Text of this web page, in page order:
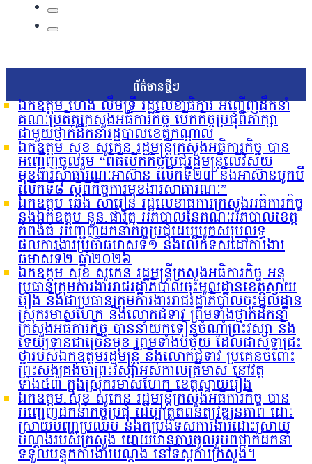
ព័ត៌មានថ្មីៗ
ឯកឧត្តម ហេង លឹមទ្រី រដ្ឋលេខាធិការ អញ្ជើញដឹកនាំ
គណៈប្រតិភូក្រសួងអធិការកិច្ច បើកកិច្ចប្រជុំពិភាក្សា
ជាមួយថ្នាក់ដឹកនាំរដ្ឋបាលខេត្តកណ្តាល
ឯកឧត្តម សុខ សូកេន រដ្ឋមន្រ្តីក្រសួងអធិការកិច្ច បាន
អញ្ជើញចូលរួម “ពិធីបើកកិច្ចប្រជុំរដ្ឋមន្ត្រីលើវិស័យ
មុខងារសាធារណៈអាស៊ាន លើកទី២៣ និងអាស៊ានបូកបី
លើកទី៨ ស្តីពីកិច្ចការមុខងារសាធារណៈ”
ឯកឧត្តម ឆេង សារឿន រដ្ឋលេខាធិការក្រសួងអធិការកិច្ច
និងឯកឧត្តម នួន ផារ័ត្ន អភិបាលនៃគណៈអភិបាលខេត្ត
កំពង់ធំ អញ្ជើញដឹកនាំកិច្ចប្រជុំដើម្បីបូកសរុបលទ្ធ
ផលការងារប្រចាំឆមាសទី១ និងលើកទិសដៅការងារ
ឆមាសទី២ ឆ្នាំ២០២៦
ឯកឧត្តម សុខ សូកេន រដ្ឋមន្រ្តីក្រសួងអធិការកិច្ច អនុ
ប្រធានក្រុមការងាររាជរដ្ឋាភិបាលចុះមូលដ្ឋានខេត្តស្វាយ
រៀង និងជាប្រធានក្រុមការងាររាជរដ្ឋាភិបាលចុះមូលដ្ឋាន
ស្រុករមាសហែក និងលោកជំទាវ ព្រមទាំងថ្នាក់ដឹកនាំ
ក្រសួងអធិការកិច្ច បាននាំយកទៀនចំណាំព្រះវស្សា និង
ទេយ្យទានជាច្រើនមុខ ព្រមទាំងបច្ច័យ ដែលជាសទ្ធាជ្រះ
ថ្លារបស់ឯកឧត្តមរដ្ឋមន្រ្តី និងលោកជំទាវ ប្រគេនចំពោះ
ព្រះសង្ឃគង់ចាំព្រះវស្សាអស់កាលត្រីមាស នៅវត្ត
ទាំង៥៣ ក្នុងស្រុករមាសហែក ខេត្តស្វាយរៀង
ឯកឧត្តម សុខ សូកេន រដ្ឋមន្រ្តីក្រសួងអធិការកិច្ច បាន
អញ្ជើញដឹកនាំកិច្ចប្រជុំ ដើម្បីត្រួតពិនិត្យវឌ្ឍនភាព ដោះ
ស្រាយបញ្ហាប្រឈម និងតម្រង់ទិសការងារដោះស្រាយ
បណ្តឹងរបស់ក្រសួង ដោយមានការចូលរួមពីថ្នាក់ដឹកនាំ
ទទួលបន្ទុកការងារបណ្ដឹង នៅទីស្ដីការក្រសួង។